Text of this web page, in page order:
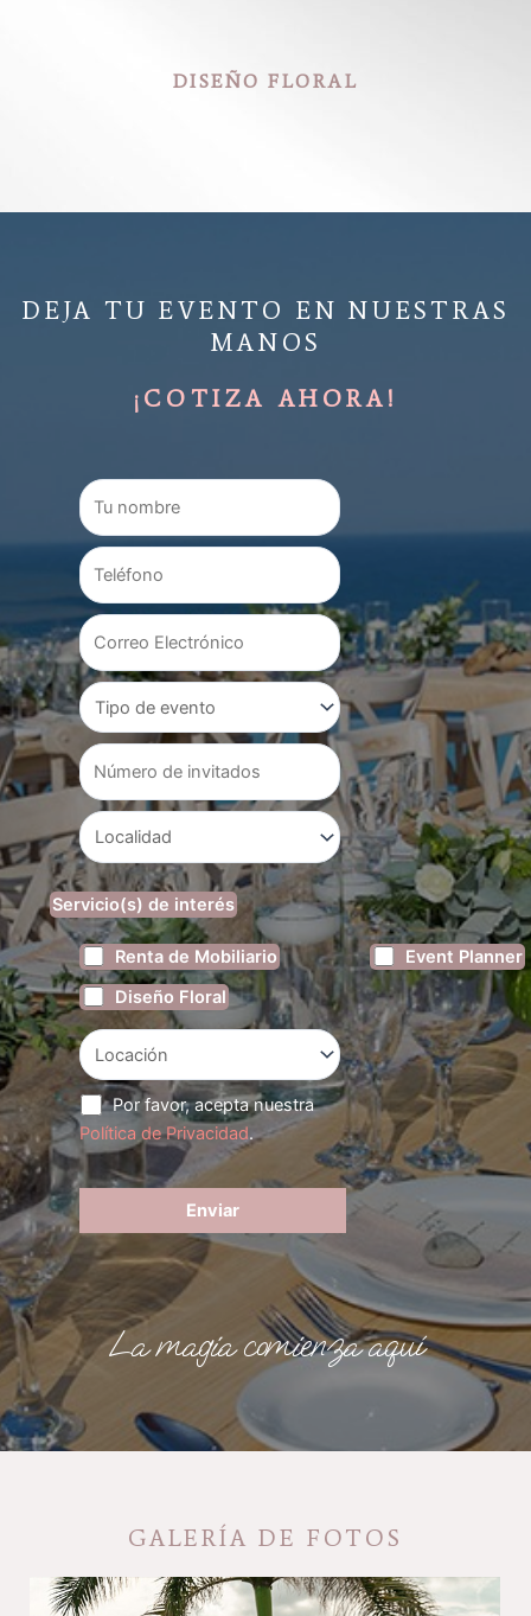
DISEÑO FLORAL
DEJA TU EVENTO EN NUESTRAS
MANOS
¡COTIZA AHORA!
Servicio(s) de interés
Renta de Mobiliario
Event Planner
Diseño Floral
Por favor, acepta nuestra
Política de Privacidad.
La magia comienza aquí
GALERÍA DE FOTOS